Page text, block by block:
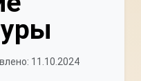
11.10.2024